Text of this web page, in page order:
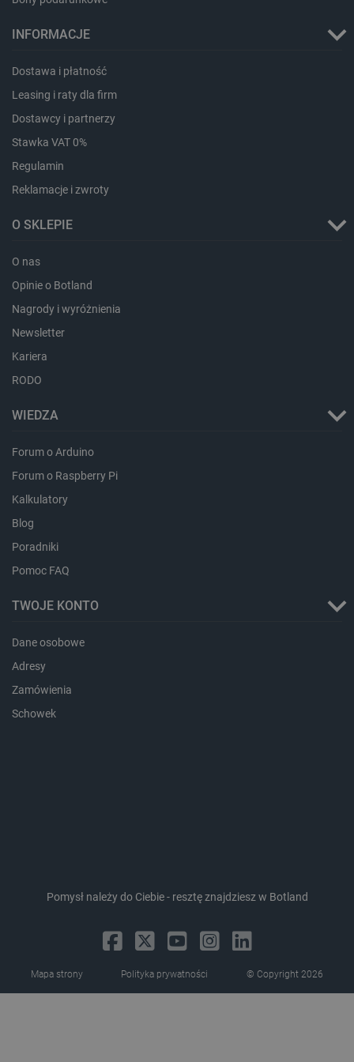
INFORMACJE
Dostawa i płatność
Leasing i raty dla firm
Dostawcy i partnerzy
Stawka VAT 0%
Regulamin
Reklamacje i zwroty
O SKLEPIE
O nas
Opinie o Botland
Nagrody i wyróżnienia
Newsletter
Kariera
RODO
WIEDZA
Forum o Arduino
Forum o Raspberry Pi
Kalkulatory
Blog
Poradniki
Pomoc FAQ
TWOJE KONTO
Dane osobowe
Adresy
Zamówienia
Schowek
Pomysł należy do Ciebie - resztę znajdziesz w Botland
Mapa strony Polityka prywatności © Copyright 2026
botland.com.pl
botland.com.pl